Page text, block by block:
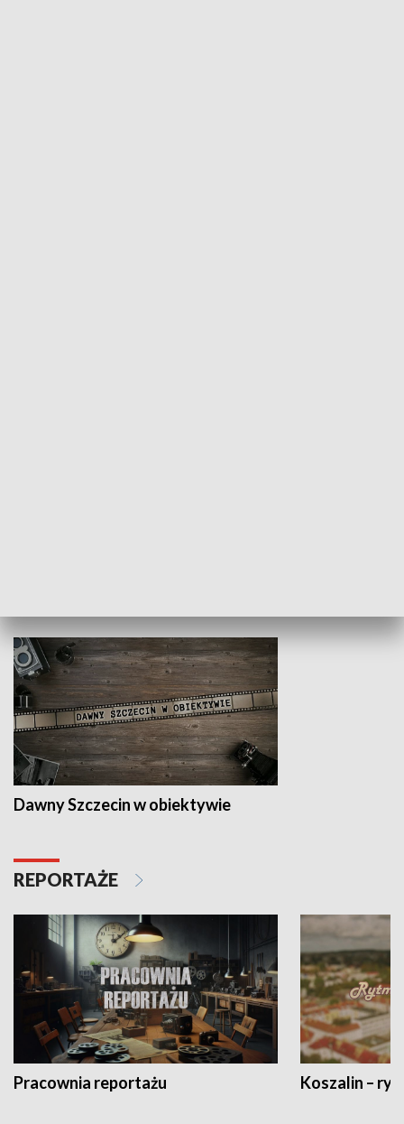
Dawny Szczecin w obiektywie
REPORTAŻE
Pracownia reportażu Koszalin –